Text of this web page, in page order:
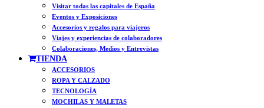
Visitar todas las capitales de España
Eventos y Exposiciones
Accesorios y regalos para viajeros
Viajes y experiencias de colaboradores
Colaboraciones, Medios y Entrevistas
TIENDA
ACCESORIOS
ROPA Y CALZADO
TECNOLOGÍA
MOCHILAS Y MALETAS